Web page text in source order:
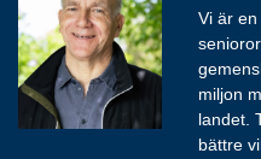
Vi är
miljon
landet.
bättre